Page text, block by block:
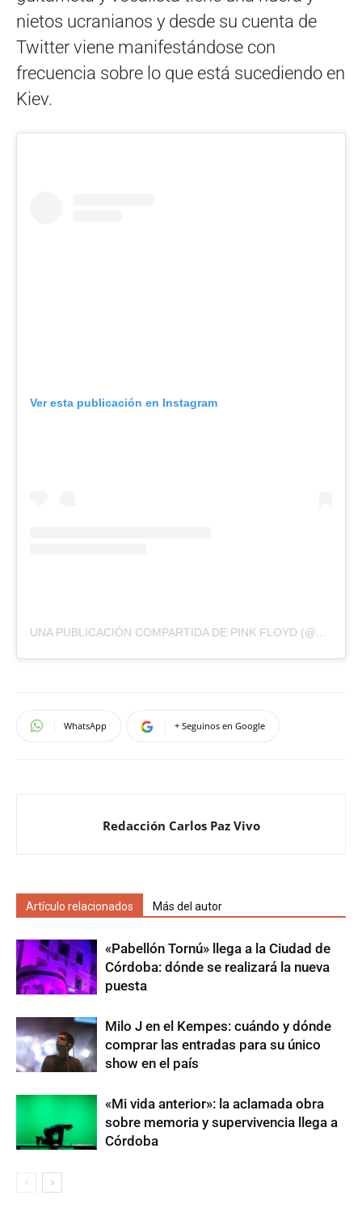
nietos ucranianos y desde su cuenta de
Twitter viene manifestándose con
frecuencia sobre lo que está sucediendo en
Kiev.
Ver esta publicación en Instagram
UNA PUBLICACIÓN COMPARTIDA DE PINK FLOYD (@PINKFLOYD)
WhatsApp + Seguinos en Google
Redacción Carlos Paz Vivo
Artículo relacionados Más del autor
«Pabellón Tornú» llega a la Ciudad de
Córdoba: dónde se realizará la nueva
puesta
Milo J en el Kempes: cuándo y dónde
comprar las entradas para su único
show en el país
«Mi vida anterior»: la aclamada obra
sobre memoria y supervivencia llega a
Córdoba